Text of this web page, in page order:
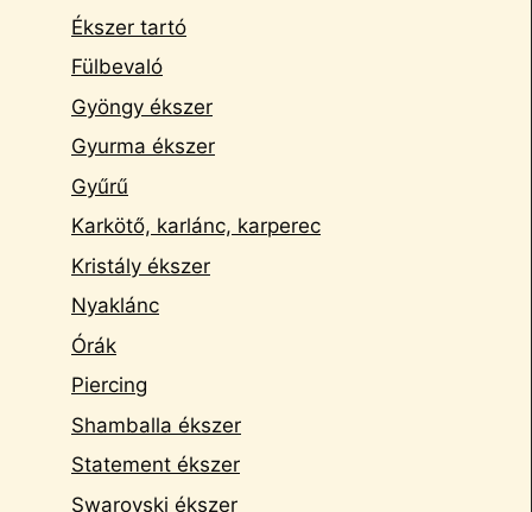
Ékszer tartó
Fülbevaló
Gyöngy ékszer
Gyurma ékszer
Gyűrű
Karkötő, karlánc, karperec
Kristály ékszer
Nyaklánc
Órák
Piercing
Shamballa ékszer
Statement ékszer
Swarovski ékszer